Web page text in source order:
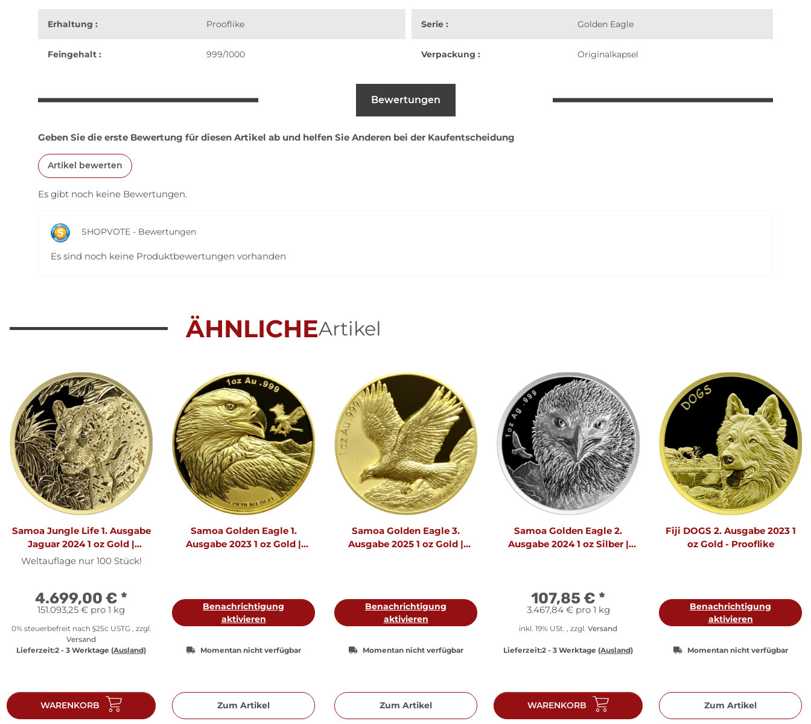
Erhaltung : Prooflike
Feingehalt : 999/1000
Serie : Golden Eagle
Verpackung : Originalkapsel
Bewertungen
Geben Sie die erste Bewertung für diesen Artikel ab und helfen Sie Anderen bei der Kaufentscheidung
Artikel bewerten
Es gibt noch keine Bewertungen.
SHOPVOTE - Bewertungen
Es sind noch keine Produktbewertungen vorhanden
ÄHNLICHEArtikel
Samoa Jungle Life 1. Ausgabe
Jaguar 2024 1 oz Gold |
Prooflike
Weltauflage nur 100 Stück!
4.699,00 € *
151.093,25 € pro 1 kg
0% steuerbefreit nach §25c USTG , zzgl.
Versand
Lieferzeit:2 - 3 Werktage (Ausland)
WARENKORB
Samoa Golden Eagle 1.
Ausgabe 2023 1 oz Gold |
Benachrichtigung
aktivieren
Momentan nicht verfügbar
Zum Artikel
Samoa Golden Eagle 3.
Ausgabe 2025 1 oz Gold |
Benachrichtigung
aktivieren
Momentan nicht verfügbar
Zum Artikel
Samoa Golden Eagle 2.
Ausgabe 2024 1 oz Silber |
107,85 € *
3.467,84 € pro 1 kg
inkl. 19% USt. , zzgl. Versand
Lieferzeit:2 - 3 Werktage (Ausland)
WARENKORB
Fiji DOGS 2. Ausgabe 2023 1
oz Gold - Prooflike
Benachrichtigung
aktivieren
Momentan nicht verfügbar
Zum Artikel